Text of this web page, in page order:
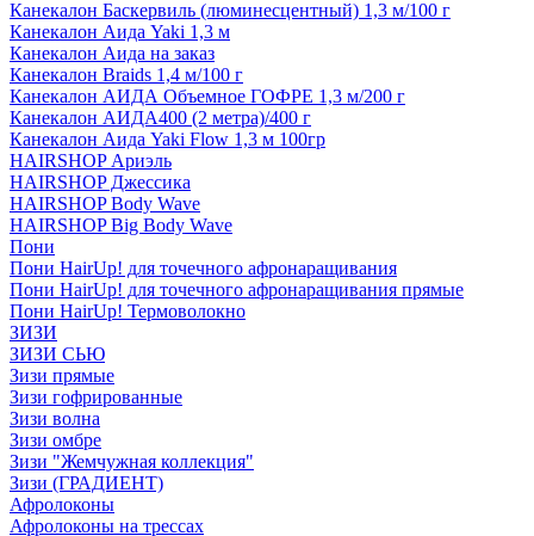
Канекалон Баскервиль (люминесцентный) 1,3 м/100 г
Канекалон Аида Yaki 1,3 м
Канекалон Аида на заказ
Канекалон Braids 1,4 м/100 г
Канекалон АИДА Объемное ГОФРЕ 1,3 м/200 г
Канекалон АИДА400 (2 метра)/400 г
Канекалон Аида Yaki Flow 1,3 м 100гр
HAIRSHOP Ариэль
HAIRSHOP Джессика
HAIRSHOP Body Wave
HAIRSHOP Big Body Wave
Пони
Пони HairUp! для точечного афронаращивания
Пони HairUp! для точечного афронаращивания прямые
Пони HairUp! Термоволокно
ЗИЗИ
ЗИЗИ СЬЮ
Зизи прямые
Зизи гофрированные
Зизи волна
Зизи омбре
Зизи "Жемчужная коллекция"
Зизи (ГРАДИЕНТ)
Афролоконы
Афролоконы на трессах